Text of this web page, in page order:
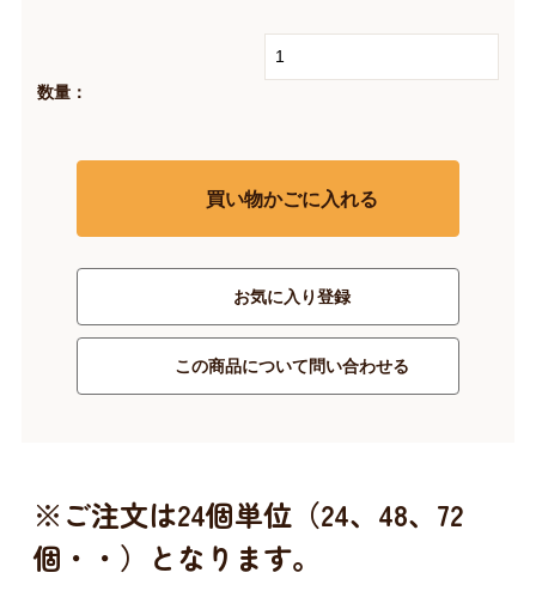
数量：
買い物かごに入れる
お気に入り登録
この商品について問い合わせる
※ご注文は24個単位（24、48、72
個・・）となります。